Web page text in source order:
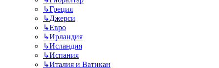
↳Греция
↳Джерси
↳Евро
↳Ирландия
↳Исландия
↳Испания
↳Италия и Ватикан